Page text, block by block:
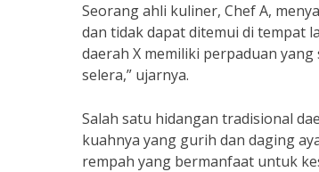
Seorang ahli kuliner, Chef A,
dan tidak dapat ditemui di tempat
daerah X memiliki perpaduan
selera,” ujarnya.
Salah satu hidangan tradisional
kuahnya yang gurih dan daging
rempah yang bermanfaat untuk